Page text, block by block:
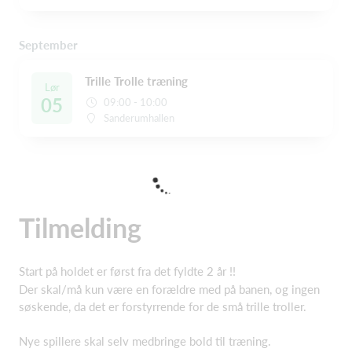
September
Lør
05
Trille Trolle træning
09:00 - 10:00
Sanderumhallen
Tilmelding
Start på holdet er først fra det fyldte 2 år !!
Der skal/må kun være en forældre med på banen, og ingen
søskende, da det er forstyrrende for de små trille troller.
Nye spillere skal selv medbringe bold til træning.